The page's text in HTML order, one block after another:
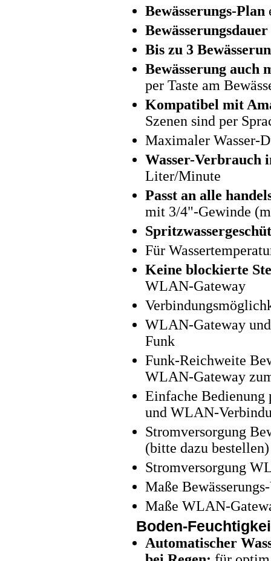
Bewässerungs-Plan
Bis zu 3
Bewässerung auch
per Taste am
Kompatibel mit
Szenen sind per
Maximaler Wasser-
Wasser-Verbrauch
Liter/Minute
Passt an alle
mit 3/4"-Gewinde
Für
Keine blockierte
WLAN-Gateway
WLAN-Gateway
Funk
Funk-Reichweite
WLAN-Gateway
Einfache Bedienung
und WLAN-
Stromversorgung
(bitte dazu bestellen)
Stromversorgung
Maße
Maße WLAN-
Boden-
Automatischer